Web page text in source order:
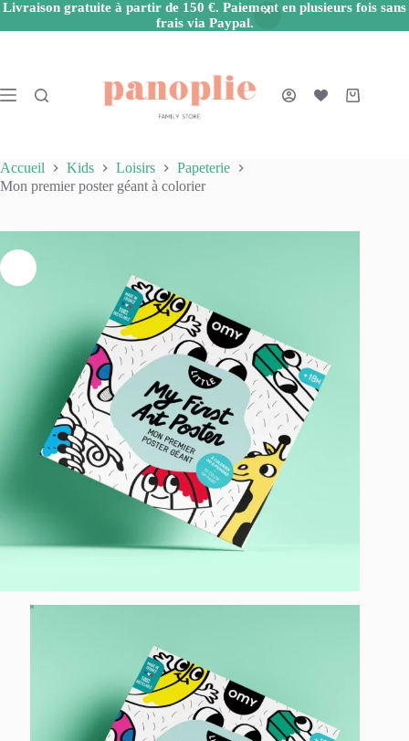
Livraison gratuite à partir de 150 €. Paiement en plusieurs fois sans
frais via Paypal.
Panier
Accueil Kids Loisirs
Papeterie
Mon premier poster géant à colorier